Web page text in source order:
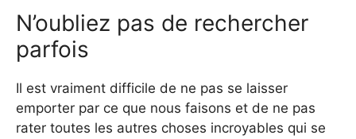
N’oubliez pas de rechercher
parfois
Il est vraiment difficile de ne pas se laisser
emporter par ce que nous faisons et de ne pas
rater toutes les autres choses incroyables qui se